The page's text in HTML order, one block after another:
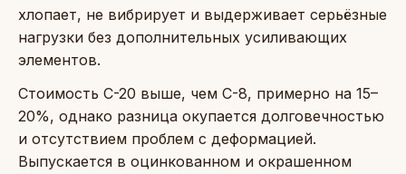
хлопает, не вибрирует и выдерживает серьёзные
нагрузки без дополнительных усиливающих
элементов.
Стоимость С-20 выше, чем С-8, примерно на 15–
20%, однако разница окупается долговечностью
и отсутствием проблем с деформацией.
Выпускается в оцинкованном и окрашенном